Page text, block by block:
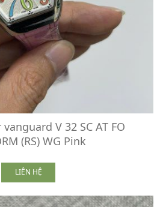
V 32 SC AT FO
(RS) WG Pink
LIÊN HỆ